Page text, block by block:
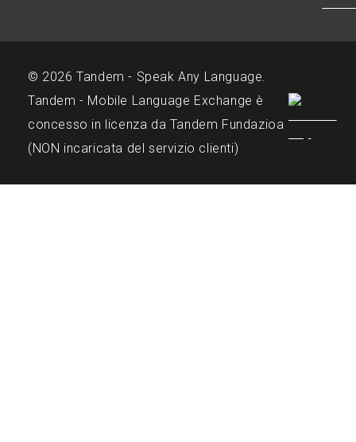
© 2026 Tandem - Speak Any Language.
Tandem - Mobile Language Exchange è
concesso in licenza da Tandem Fundazioa
(NON incaricata del servizio clienti)